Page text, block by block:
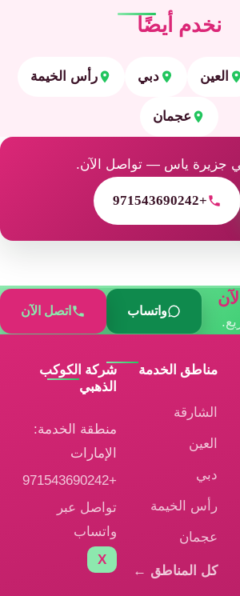
نخدم أيضًا
العين دبي رأس الخيمة
عجمان
جزيرة ياس — تواصل الآن.
+971543690242
واتساب اتصل الآن
مناطق الخدمة
الشارقة
العين
دبي
رأس الخيمة
عجمان
كل المناطق ←
شركة الكوكب
الذهبي
منطقة الخدمة:
الإمارات
+971543690242
تواصل عبر
واتساب
X